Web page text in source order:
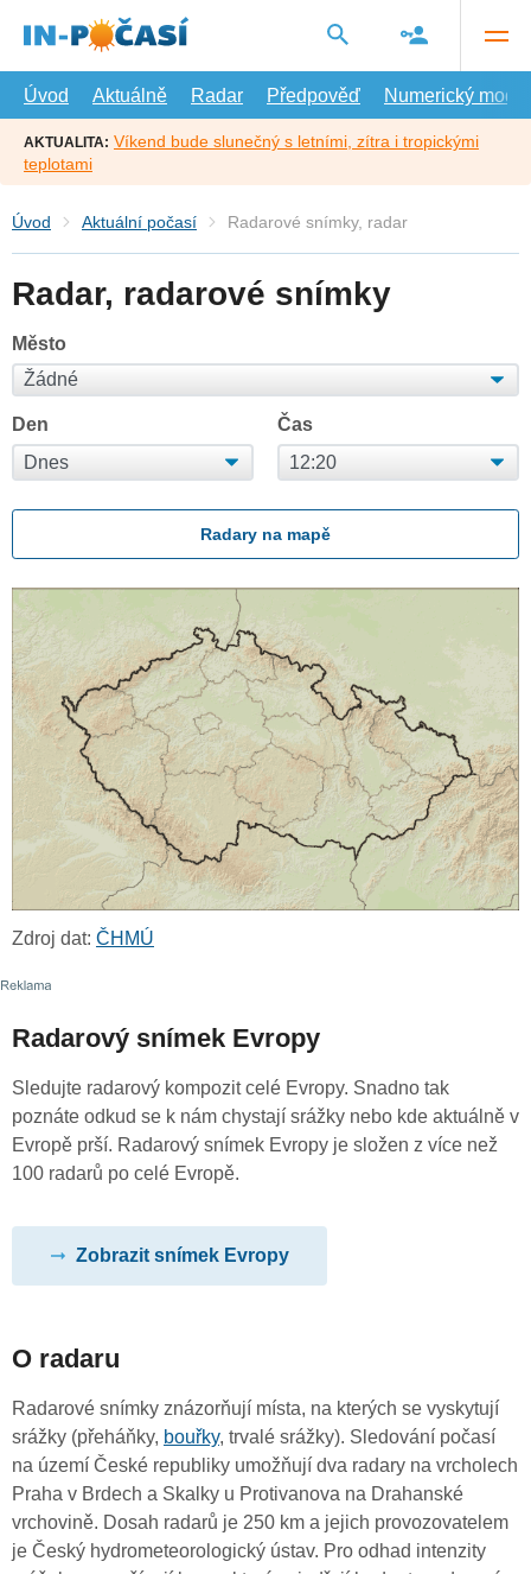
hlavní
Úvod
Aktuálně Radar Předpověď Numerický model
AKTUALITA: Víkend bude slunečný s letními, zítra i tropickými
teplotami
Úvod Aktuální počasí Radarové snímky, radar
Radar, radarové snímky
Město
Den Čas
Radary na mapě
Zdroj dat: ČHMÚ
Radarový snímek Evropy
Sledujte radarový kompozit celé Evropy. Snadno tak
poznáte odkud se k nám chystají srážky nebo kde aktuálně v
Evropě prší. Radarový snímek Evropy je složen z více než
100 radarů po celé Evropě.
Zobrazit snímek Evropy
O radaru
Radarové snímky znázorňují místa, na kterých se vyskytují
srážky (přeháňky, bouřky, trvalé srážky). Sledování počasí
na území České republiky umožňují dva radary na vrcholech
Praha v Brdech a Skalky u Protivanova na Drahanské
vrchovině. Dosah radarů je 250 km a jejich provozovatelem
je Český hydrometeorologický ústav. Pro odhad intenzity